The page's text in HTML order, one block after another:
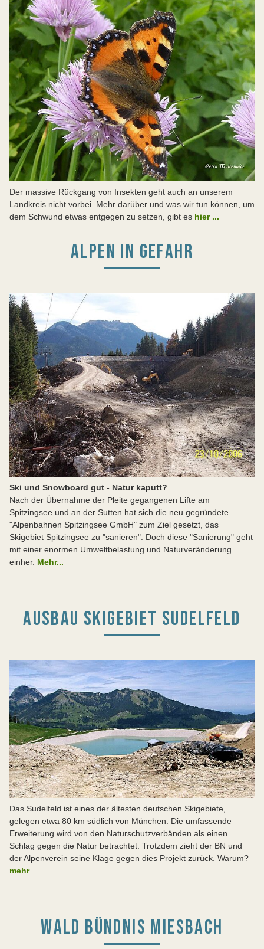
Der massive Rückgang von Insekten geht auch an unserem
Landkreis nicht vorbei. Mehr darüber und was wir tun können, um
dem Schwund etwas entgegen zu setzen, gibt es hier ...
ALPEN IN GEFAHR
Ski und Snowboard gut - Natur kaputt?
Nach der Übernahme der Pleite gegangenen Lifte am
Spitzingsee und an der Sutten hat sich die neu gegründete
"Alpenbahnen Spitzingsee GmbH" zum Ziel gesetzt, das
Skigebiet Spitzingsee zu "sanieren". Doch diese "Sanierung" geht
mit einer enormen Umweltbelastung und Naturveränderung
einher. Mehr...
AUSBAU SKIGEBIET SUDELFELD
Das Sudelfeld ist eines der ältesten deutschen Skigebiete,
gelegen etwa 80 km südlich von München. Die umfassende
Erweiterung wird von den Naturschutzverbänden als einen
Schlag gegen die Natur betrachtet. Trotzdem zieht der BN und
der Alpenverein seine Klage gegen dies Projekt zurück. Warum?
mehr
WALD BÜNDNIS MIESBACH